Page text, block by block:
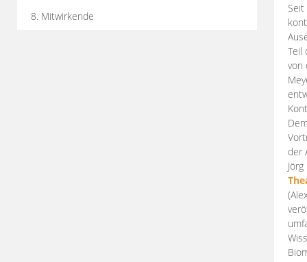
8. Mitwirkende
Teil
von
der